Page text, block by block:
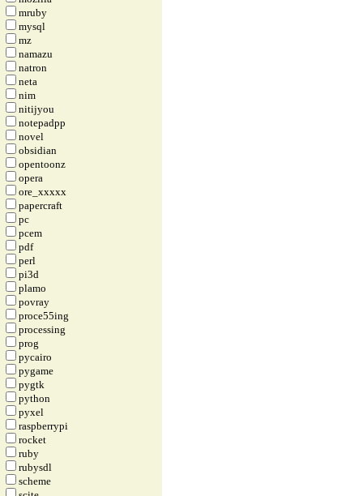
mruby
mysql
mz
namazu
natron
neta
nim
nitijyou
notepadpp
novel
obsidian
opentoonz
opera
ore_xxxxx
papercraft
pc
pcem
pdf
perl
pi3d
plamo
povray
proce55ing
processing
prog
pycairo
pygame
pygtk
python
pyxel
raspberrypi
rocket
ruby
rubysdl
scheme